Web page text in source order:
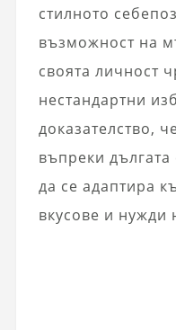
стилното
възможност на
своята личност
нестандартни
доказателство,
въпреки дългата
да се адаптира
вкусове и